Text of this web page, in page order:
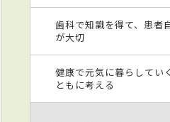
歯科で知識を得て、患者
が大切
健康で元気に暮らしてい
ともに考える